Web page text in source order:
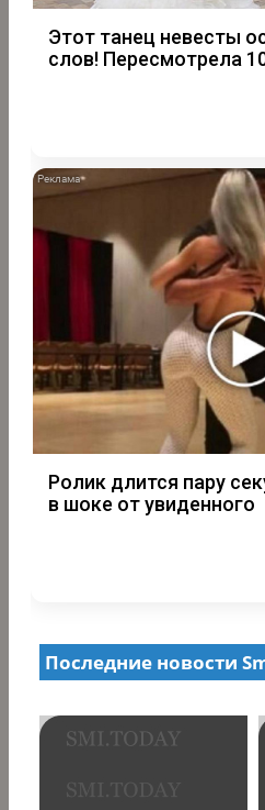
Этот танец невесты
слов! Пересмотрела
Ролик длится пару
в шоке от увиденного